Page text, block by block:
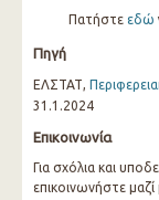
Πατήστε εδώ
Πηγή
ΕΛΣΤΑΤ,
31.1.2024
Επικοινωνία
Για σχόλια και
επικοινωνήστε